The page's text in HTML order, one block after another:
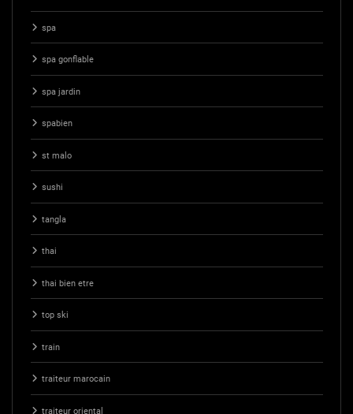
spa
spa gonflable
spa jardin
spabien
st malo
sushi
tangla
thai
thai bien etre
top ski
train
traiteur marocain
traiteur oriental